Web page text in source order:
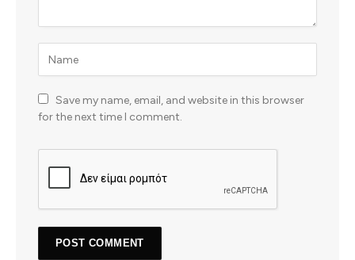
Save my name, email, and website in this browser
for the next time I comment.